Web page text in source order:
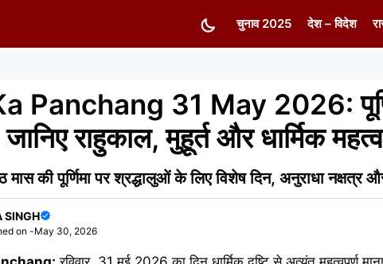
चुनाव 2025 देश – विदेश
Panchang 31 May 2026:
राहुकाल, मुहूर्त और धार्मिक महत्व
मास की पूर्णिमा पर श्रद्धालुओं के लिए विशेष दिन, अनुराधा नक्षत्र
SINGH
on -May 30, 2026